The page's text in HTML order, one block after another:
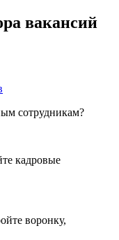
вакансий
сотрудникам?
кадровые
воронку,